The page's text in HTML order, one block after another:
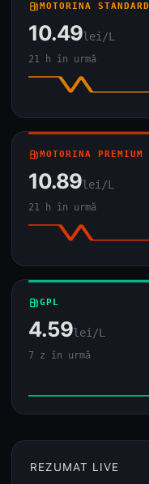
local_gas_stationMOTORINA STANDARD
10.49lei/L
21 h în urmă
local_gas_stationMOTORINA PREMIUM
10.89lei/L
21 h în urmă
local_gas_stationGPL
4.59lei/L
7 z în urmă
REZUMAT LIVE